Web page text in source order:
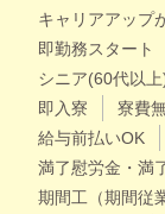
キャリアアップ
即勤務スタート
シニア(60代以
即入寮
寮費
給与前払いOK
満了慰労金・満
期間工（期間従